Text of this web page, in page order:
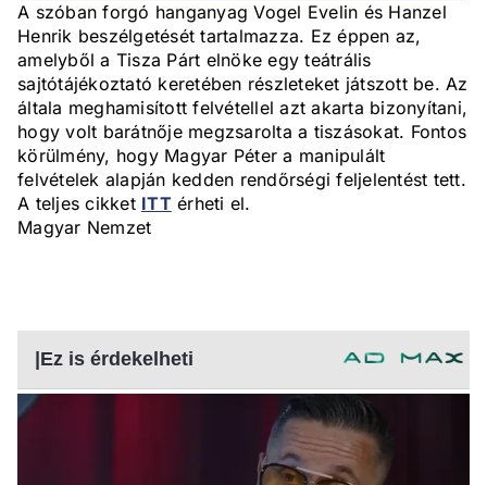
A szóban forgó hanganyag Vogel Evelin és Hanzel
Henrik beszélgetését tartalmazza. Ez éppen az,
amelyből a Tisza Párt elnöke egy teátrális
sajtótájékoztató keretében részleteket játszott be. Az
általa meghamisított felvétellel azt akarta bizonyítani,
hogy volt barátnője megzsarolta a tiszásokat. Fontos
körülmény, hogy Magyar Péter a manipulált
felvételek alapján kedden rendőrségi feljelentést tett.
A teljes cikket ITT érheti el.
Magyar Nemzet